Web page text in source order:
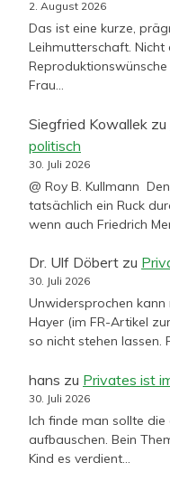
2. August 2026
Das ist eine kurze,
Leihmutterschaft. Nicht
Frau…
Siegfried Kowallek zu
politisch
30. Juli 2026
@ Roy B. Kullmann
tatsächlich ein Ruck
wenn auch Friedrich
Dr. Ulf Döbert zu
30. Juli 2026
Unwidersprochen
Hayer (im FR-Artikel
so nicht stehen lassen.
hans zu Privates ist
30. Juli 2026
Ich finde man sollte
aufbauschen. Bein
Kind es verdient…